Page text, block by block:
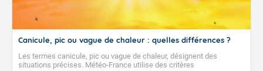
Canicule, pic ou vague de chaleur : quelles différences ?
Les termes canicule, pic ou vague de chaleur, désignent des
situations précises. Météo-France utilise des critères